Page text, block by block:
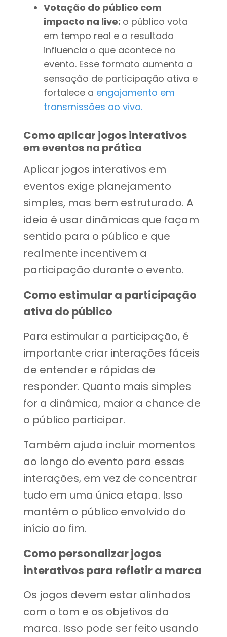
Votação do público com
impacto na live: o público vota
em tempo real e o resultado
influencia o que acontece no
evento. Esse formato aumenta a
sensação de participação ativa e
fortalece a engajamento em
transmissões ao vivo.
Como aplicar jogos interativos
em eventos na prática
Aplicar jogos interativos em
eventos exige planejamento
simples, mas bem estruturado. A
ideia é usar dinâmicas que façam
sentido para o público e que
realmente incentivem a
participação durante o evento.
Como estimular a participação
ativa do público
Para estimular a participação, é
importante criar interações fáceis
de entender e rápidas de
responder. Quanto mais simples
for a dinâmica, maior a chance de
o público participar.
Também ajuda incluir momentos
ao longo do evento para essas
interações, em vez de concentrar
tudo em uma única etapa. Isso
mantém o público envolvido do
início ao fim.
Como personalizar jogos
interativos para refletir a marca
Os jogos devem estar alinhados
com o tom e os objetivos da
marca. Isso pode ser feito usando